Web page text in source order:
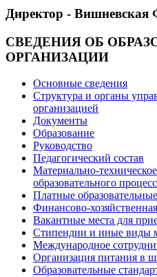
Директор - Вишневская
СВЕДЕНИЯ ОБ
ОРГАНИЗАЦИИ
Основные сведения
Структура и органы
организацией
Документы
Образование
Руководство
Педагогический состав
Материально-
образовательного
Платные
Финансово-
Вакантные места для
Стипендии и иные виды
Международное
Организация питания в
Образовательные